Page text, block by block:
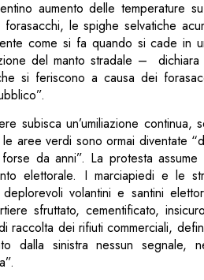
aumento delle temperature
le spighe selvatiche
come si fa quando si cade in
del manto stradale –
si feriscono a causa dei
subisca un’umiliazione continua,
aree verdi sono ormai diventate
da anni”. La protesta assume
elettorale. I marciapiedi e le
volantini e santini
sfruttato, cementificato,
raccolta dei rifiuti commerciali,
dalla sinistra nessun segnale,